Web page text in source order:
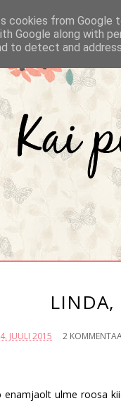
JUULI 2015 2
enamjaolt ulme roosa
cookies from Google
Google along with
to detect and